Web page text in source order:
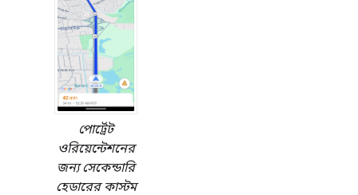
পোর্ট্রেট
ওরিয়েন্টেশনের
জন্য সেকেন্ডারি
হেডারের কাস্টম